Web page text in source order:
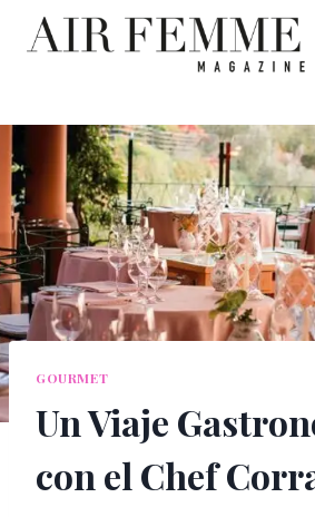
Saltar
GOURMET
Un Viaje
con el Chef